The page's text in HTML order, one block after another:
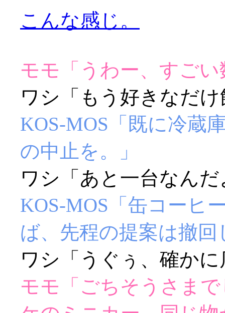
こんな感じ。
モモ「うわー、すご
ワシ「もう好きなだ
KOS-MOS「既に冷蔵
の中止を。」
ワシ「あと一台なん
KOS-MOS「缶コーヒ
ば、先程の提案は撤
ワシ「うぐぅ、確か
モモ「ごちそうさま